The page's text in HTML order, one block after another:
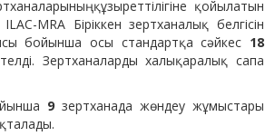
құзыреттілігіне қойылатын
MRA Біріккен зертханалық белгісін
бойынша осы стандартқа сәйкес 18
Зертханаларды халықаралық сапа
9 зертханада жөндеу жұмыстары